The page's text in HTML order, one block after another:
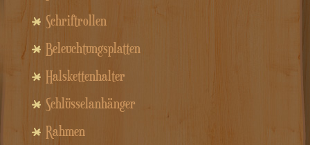
Schriftrollen
Beleuchtungsplatten
Halskettenhalter
Schlüsselanhänger
Rahmen